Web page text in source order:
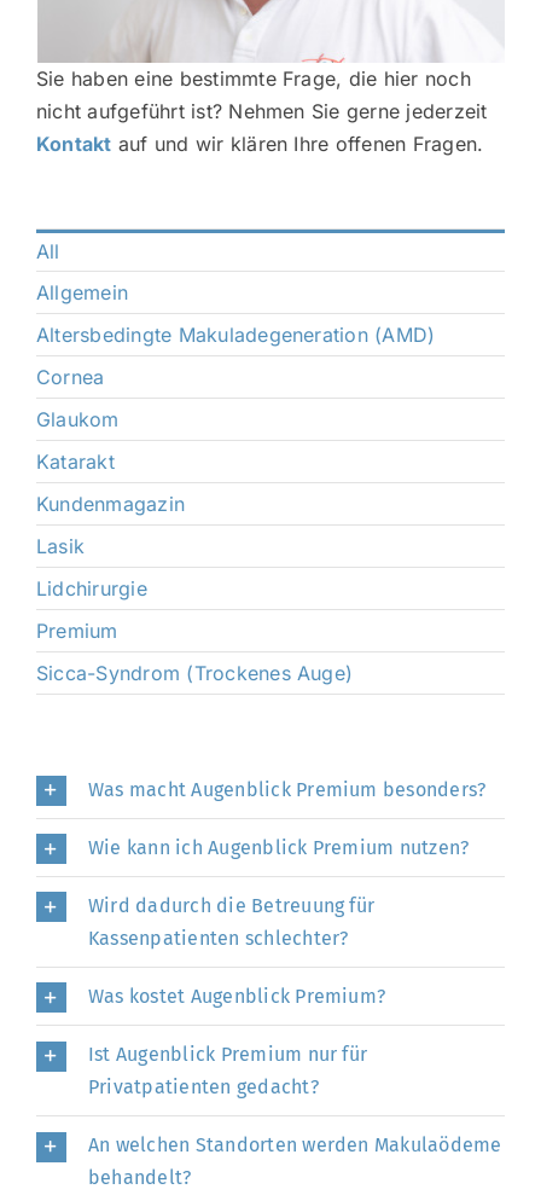
Sie haben eine bestimmte Frage, die hier noch
nicht aufgeführt ist? Nehmen Sie gerne jederzeit
Kontakt auf und wir klären Ihre offenen Fragen.
All
Allgemein
Altersbedingte Makuladegeneration (AMD)
Cornea
Glaukom
Katarakt
Kundenmagazin
Lasik
Lidchirurgie
Premium
Sicca-Syndrom (Trockenes Auge)
Was macht Augenblick Premium besonders?
Wie kann ich Augenblick Premium nutzen?
Wird dadurch die Betreuung für
Kassenpatienten schlechter?
Was kostet Augenblick Premium?
Ist Augenblick Premium nur für
Privatpatienten gedacht?
An welchen Standorten werden Makulaödeme
behandelt?